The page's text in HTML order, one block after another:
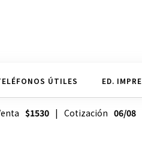
ÚTILES ED.
$1530| Cotización 06/08